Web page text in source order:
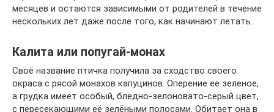
месяцев и остаются зависимыми от родителей в течение
нескольких лет даже после того, как начинают летать.
Калита или попугай-монах
Своё название птичка получила за сходство своего
окраса с рясой монахов капуцинов. Оперение её зеленое,
а грудка имеет особый, бледно-зелоновато-серый цвет,
с пересекающими её зелёными полосами. Обитает она в